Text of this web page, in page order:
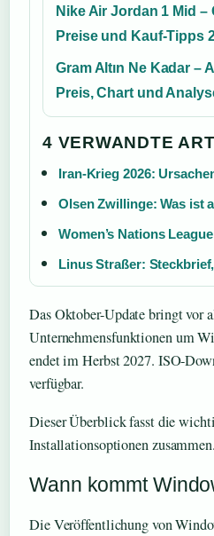
Nike Air Jordan 1 Mid –
Preise und Kauf-Tipps
Gram Altın Ne Kadar –
Preis, Chart und
4 VERWANDTE
Iran-Krieg 2026:
Olsen Zwillinge: Was ist
Women’s Nations
Linus Straßer:
Das Oktober-Update bringt vor
Unternehmensfunktionen um
endet im Herbst 2027. ISO-
verfügbar.
Dieser Überblick fasst die
Installationsoptionen zusammen.
Wann kommt
Die Veröffentlichung von